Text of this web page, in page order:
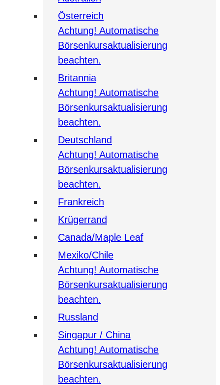
Österreich
Achtung! Automatische
Börsenkursaktualisierung
beachten.
Britannia
Achtung! Automatische
Börsenkursaktualisierung
beachten.
Deutschland
Achtung! Automatische
Börsenkursaktualisierung
beachten.
Frankreich
Krügerrand
Canada/Maple Leaf
Mexiko/Chile
Achtung! Automatische
Börsenkursaktualisierung
beachten.
Russland
Singapur / China
Achtung! Automatische
Börsenkursaktualisierung
beachten.